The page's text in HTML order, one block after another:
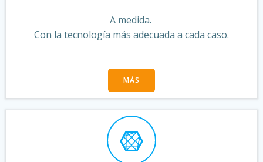
A medida.
Con la tecnología más adecuada a cada caso.
MÁS